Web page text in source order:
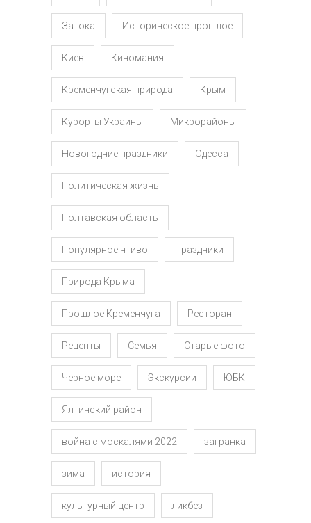
Затока Историческое прошлое
Киев Киномания
Кременчугская природа Крым
Курорты Украины Микрорайоны
Новогодние праздники Одесса
Политическая жизнь
Полтавская область
Популярное чтиво Праздники
Природа Крыма
Прошлое Кременчуга Ресторан
Рецепты Семья Старые фото
Черное море Экскурсии ЮБК
Ялтинский район
война с москалями 2022 загранка
зима история
культурный центр ликбез